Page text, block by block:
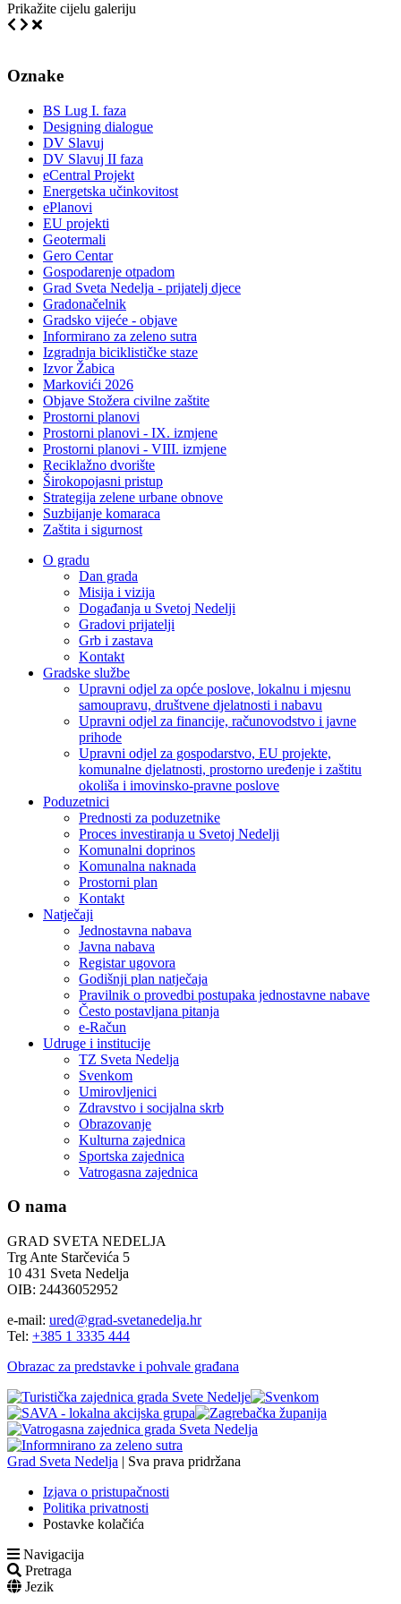
Prikažite cijelu galeriju
Oznake
BS Lug I. faza
Designing dialogue
DV Slavuj
DV Slavuj II faza
eCentral Projekt
Energetska učinkovitost
ePlanovi
EU projekti
Geotermali
Gero Centar
Gospodarenje otpadom
Grad Sveta Nedelja - prijatelj djece
Gradonačelnik
Gradsko vijeće - objave
Informirano za zeleno sutra
Izgradnja biciklističke staze
Izvor Žabica
Markovići 2026
Objave Stožera civilne zaštite
Prostorni planovi
Prostorni planovi - IX. izmjene
Prostorni planovi - VIII. izmjene
Reciklažno dvorište
Širokopojasni pristup
Strategija zelene urbane obnove
Suzbijanje komaraca
Zaštita i sigurnost
O gradu
Dan grada
Misija i vizija
Događanja u Svetoj Nedelji
Gradovi prijatelji
Grb i zastava
Kontakt
Gradske službe
Upravni odjel za opće poslove, lokalnu i mjesnu
samoupravu, društvene djelatnosti i nabavu
Upravni odjel za financije, računovodstvo i javne
prihode
Upravni odjel za gospodarstvo, EU projekte,
komunalne djelatnosti, prostorno uređenje i zaštitu
okoliša i imovinsko-pravne poslove
Poduzetnici
Prednosti za poduzetnike
Proces investiranja u Svetoj Nedelji
Komunalni doprinos
Komunalna naknada
Prostorni plan
Kontakt
Natječaji
Jednostavna nabava
Javna nabava
Registar ugovora
Godišnji plan natječaja
Pravilnik o provedbi postupaka jednostavne nabave
Često postavljana pitanja
e-Račun
Udruge i institucije
TZ Sveta Nedelja
Svenkom
Umirovljenici
Zdravstvo i socijalna skrb
Obrazovanje
Kulturna zajednica
Sportska zajednica
Vatrogasna zajednica
O nama
GRAD SVETA NEDELJA
Trg Ante Starčevića 5
10 431 Sveta Nedelja
OIB: 24436052952
e-mail: ured@grad-svetanedelja.hr
Tel: +385 1 3335 444
Obrazac za predstavke i pohvale građana
Grad Sveta Nedelja | Sva prava pridržana
Izjava o pristupačnosti
Politika privatnosti
Postavke kolačića
Navigacija
Pretraga
Jezik